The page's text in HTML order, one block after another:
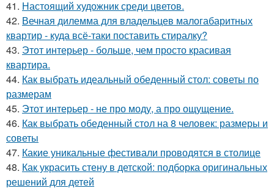
41. Настоящий художник среди цветов.
42. Вечная дилемма для владельцев малогабаритных
квартир - куда всё-таки поставить стиралку?
43. Этот интерьер - больше, чем просто красивая
квартира.
44. Как выбрать идеальный обеденный стол: советы по
размерам
45. Этот интерьер - не про моду, а про ощущение.
46. Как выбрать обеденный стол на 8 человек: размеры и
советы
47. Какие уникальные фестивали проводятся в столице
48. Как украсить стену в детской: подборка оригинальных
решений для детей